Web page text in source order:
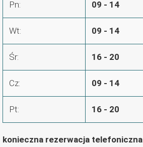
Pn: 09 - 14
Wt: 09 - 14
Śr: 16 - 20
Cz: 09 - 14
Pt: 16 - 20
konieczna rezerwacja telefoniczna